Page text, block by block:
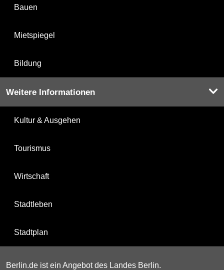
Bauen
Mietspiegel
Bildung
Weitere Informationen
Kultur & Ausgehen
Tourismus
Wirtschaft
Stadtleben
Stadtplan
Berlin.de ist ein Angebot des Landes Berlin.